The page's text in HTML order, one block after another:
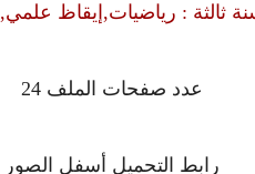
ثالثة : رياضيات,إيقاظ
عدد صفحات الملف 24
رابط التحميل أسفل الصور